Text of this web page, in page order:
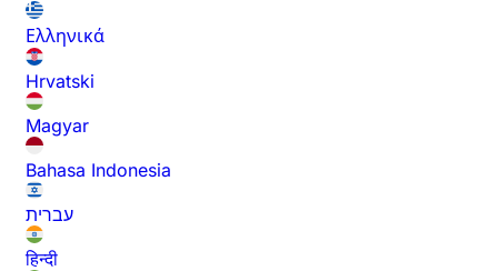
Ελληνικά
Hrvatski
Magyar
Bahasa Indonesia
עברית
हिन्दी